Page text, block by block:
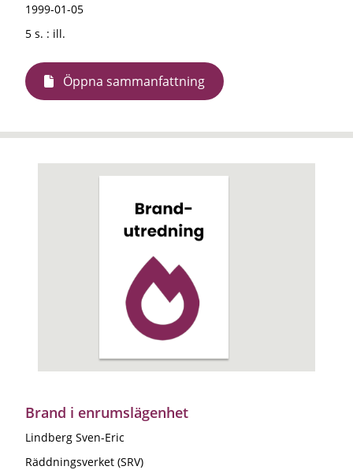
1999-01-05
5 s. : ill.
Öppna sammanfattning
Brand i enrumslägenhet
Lindberg Sven-Eric
Räddningsverket (SRV)